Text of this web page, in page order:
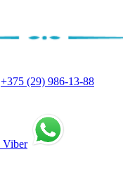
+375 (29) 986-13-88